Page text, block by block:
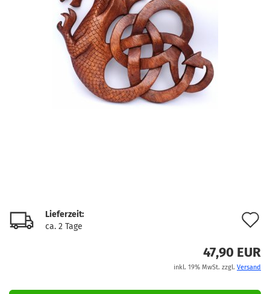
Lieferzeit:
ca. 2 Tage
47,90 EUR
inkl. 19% MwSt. zzgl. Versand